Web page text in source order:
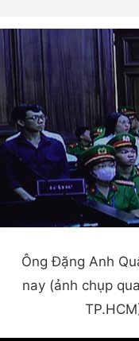
Ông Đặng Anh
nay (ảnh chụp